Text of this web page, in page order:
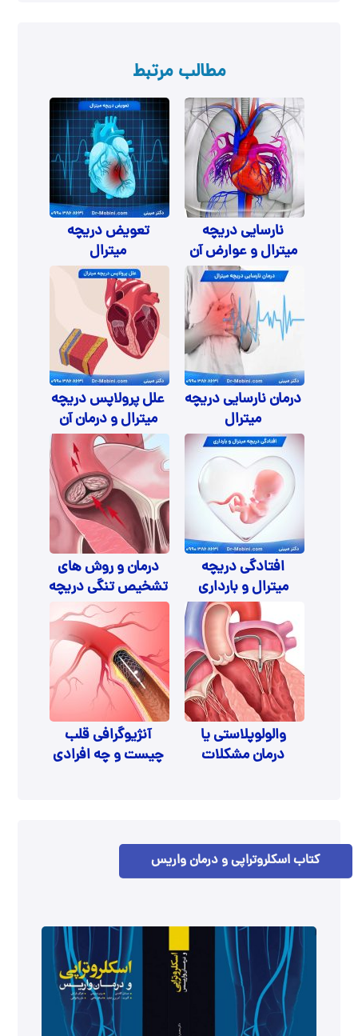
مطالب مرتبط
نارسایی دریچه
میترال و عوارض آن
تعویض دریچه
میترال
درمان نارسایی دریچه
میترال
علل پرولاپس دریچه
میترال و درمان آن
افتادگی دریچه
میترال و بارداری
درمان و روش های
تشخیص تنگی دریچه
آئورت
والولوپلاستی یا
درمان مشکلات
آنژیوگرافی قلب
چیست و چه افرادی
کتاب اسکلروتراپی و درمان واریس